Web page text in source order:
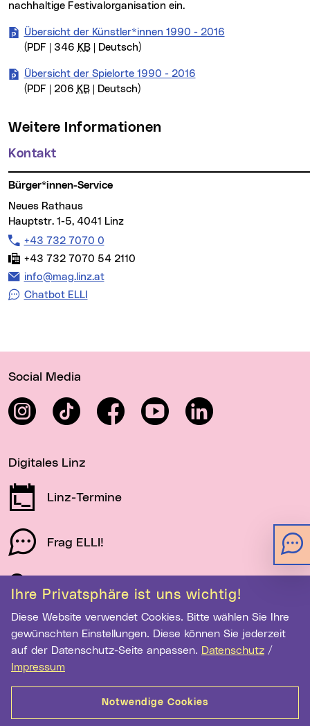
Ihre Privatsphäre ist uns wichtig!
Diese Website verwendet Cookies. Bitte wählen Sie Ihre
gewünschten Einstellungen. Diese können Sie jederzeit
auf der Datenschutz-Seite anpassen. Datenschutz /
Impressum
Notwendige Cookies
nachhaltige Festivalorganisation ein.
Übersicht der Künstler*innen 1990 - 2016
(PDF | 346 KB| Deutsch)
Übersicht der Spielorte 1990 - 2016
(PDF | 206 KB| Deutsch)
Weitere Informationen
Kontakt
Bürger*innen-Service
Neues Rathaus
Hauptstr. 1-5, 4041 Linz
Telefon:
+43 732 7070 0
Fax:
+43 732 7070 54 2110
E-Mail Adresse:
info@mag.linz.at
Chatbot ELLI
Social Media
InstagramTikTok FacebookYouTube LinkedIn
Digitales Linz
Linz-Termine
Frag ELLI!
Schau auf Linz
Newsletter-Anmeldung
E-Mail-Adresse eingeben
Anmelden